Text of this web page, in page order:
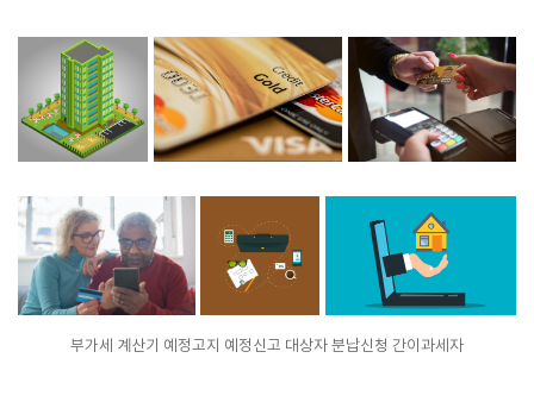
부가세 계산기 예정고지 예정신고 대상자 분납신청 간이과세자